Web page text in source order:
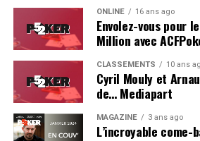
Joao Pedro Ferreira (Portugal)
Dylan Lauret (France) : 38.000
Hugo Soares (Portugal) :
Ivo Almeida (Portugal) : 21.390
Leo Philippe (France) : 16.000 €
ONLINE 16 ans ago
Envolez-vous pour
Million avec
CLASSEMENTS 10 ans
Cyril Mouly et
de… Mediapart
MAGAZINE 3 ans ago
L’incroyable come-